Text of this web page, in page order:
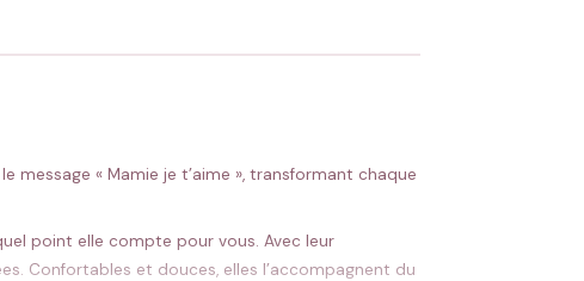
« Mamie je t’aime », transformant chaque
point elle compte pour vous. Avec leur
Confortables et douces, elles l’accompagnent du